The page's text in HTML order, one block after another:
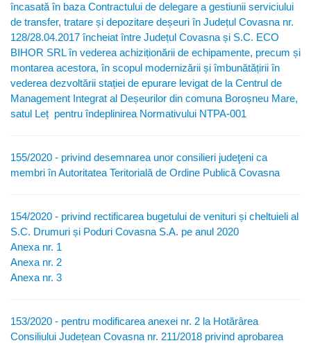
încasată în baza Contractului de delegare a gestiunii serviciului
de transfer, tratare și depozitare deșeuri în Județul Covasna nr.
128/28.04.2017 încheiat între Județul Covasna și S.C. ECO
BIHOR SRL în vederea achiziționării de echipamente, precum și
montarea acestora, în scopul modernizării și îmbunătățirii în
vederea dezvoltării stației de epurare levigat de la Centrul de
Management Integrat al Deșeurilor din comuna Boroșneu Mare,
satul Leț pentru îndeplinirea Normativului NTPA-001
155/2020 - privind desemnarea unor consilieri judeţeni ca
membri în Autoritatea Teritorială de Ordine Publică Covasna
154/2020 - privind rectificarea bugetului de venituri și cheltuieli al
S.C. Drumuri și Poduri Covasna S.A. pe anul 2020
Anexa nr. 1
Anexa nr. 2
Anexa nr. 3
153/2020 - pentru modificarea anexei nr. 2 la Hotărârea
Consiliului Județean Covasna nr. 211/2018 privind aprobarea